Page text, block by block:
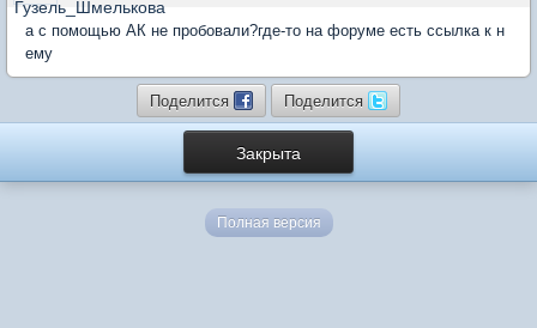
а с помощью АК не пробовали?где-то на форуме есть ссылка к н
ему
Поделится Поделится
Закрыта
Полная версия